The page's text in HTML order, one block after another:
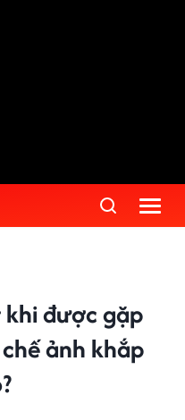
được gặp
ảnh khắp